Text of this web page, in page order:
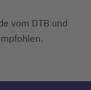
vom DTB und